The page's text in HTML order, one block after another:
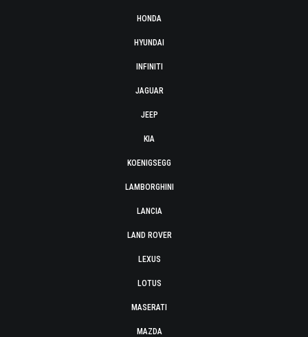
HONDA
HYUNDAI
INFINITI
JAGUAR
JEEP
KIA
KOENIGSEGG
LAMBORGHINI
LANCIA
LAND ROVER
LEXUS
LOTUS
MASERATI
MAZDA